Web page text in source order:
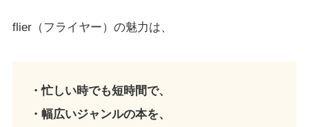
flier（フライヤー）の魅力は、
・忙しい時でも短時間で、
・幅広いジャンルの本を、